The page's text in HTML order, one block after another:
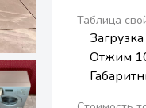
Таблица
Отжим